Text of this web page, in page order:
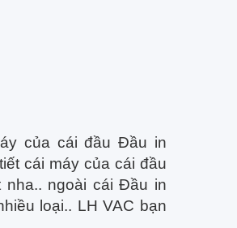
của cái đầu Đầu in
cái máy của cái đầu
nha.. ngoài cái Đầu in
loại.. LH VAC bạn